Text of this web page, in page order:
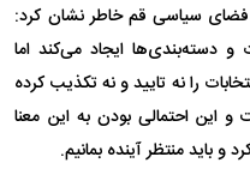
فضای سیاسی قم خاطر نشان کرد:
و دسته‌بندی‌ها ایجاد می‌کند اما
را نه تایید و نه تکذیب کرده
و این احتمالی بودن به این معنا
باید منتظر آینده بمانیم.